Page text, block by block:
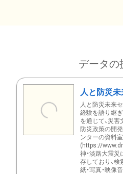
データの
人と防災
人と防災未来
経験を語り継
を通じて、災害
防災政策の開
ンターの資料室
(https://
神・淡路大震災
存しており、検
紙・写真・映像